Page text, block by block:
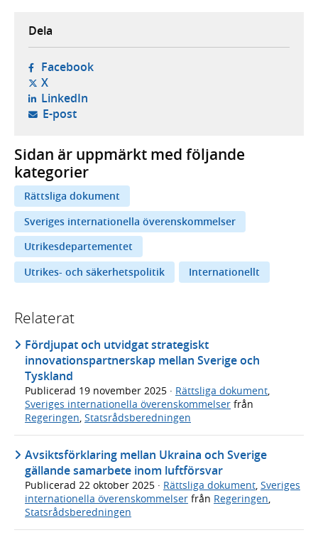
Dela
Facebook- öppnas i ny flik, extern webbplats,
X- öppnas i ny flik, extern webbplats,
LinkedIn- öppnas i ny flik, extern webbplats,
E-post- öppnar din e-postklient,
Sidan är uppmärkt med följande
kategorier
Rättsliga dokument
Sveriges internationella överenskommelser
Utrikesdepartementet
Utrikes- och säkerhetspolitik
Internationellt
Relaterat
Fördjupat och utvidgat strategiskt
innovationspartnerskap mellan Sverige och
Tyskland
Publicerad 19 november 2025 · Rättsliga dokument,
Sveriges internationella överenskommelser från
Regeringen, Statsrådsberedningen
Avsiktsförklaring mellan Ukraina och Sverige
gällande samarbete inom luftförsvar
Publicerad 22 oktober 2025 · Rättsliga dokument Sveriges
internationella överenskommelser från Regeringen
Statsrådsberedningen